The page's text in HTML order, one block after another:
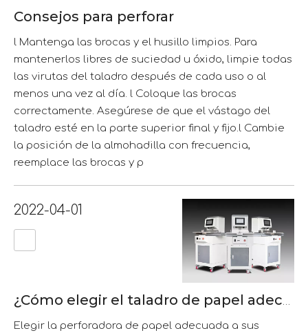
Consejos para perforar
l Mantenga las brocas y el husillo limpios. Para
mantenerlos libres de suciedad u óxido, limpie todas
las virutas del taladro después de cada uso o al
menos una vez al día. l Coloque las brocas
correctamente. Asegúrese de que el vástago del
taladro esté en la parte superior final y fijo.l Cambie
la posición de la almohadilla con frecuencia,
reemplace las brocas y p
2022-04-01
¿Cómo elegir el taladro de papel adecuado?
Elegir la perforadora de papel adecuada a sus